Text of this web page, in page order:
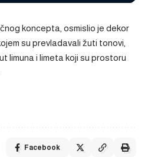
koncepta, osmislio je dekor
su prevladavali žuti tonovi,
limuna i limeta koji su prostoru
Facebook